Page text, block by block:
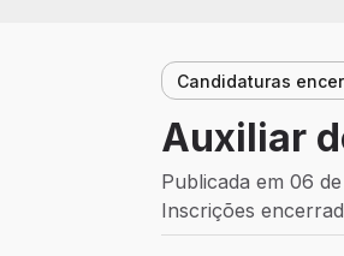
Candidaturas
Auxiliar
Publicada em 06
Inscrições